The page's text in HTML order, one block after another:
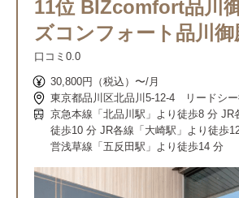
11位 BIZcomfort品川
ズコンフォート品川御
口コミ 0.0
30,800円（税込）〜/月
東京都品川区北品川5-12-4 リードシ
京急本線「北品川駅」より徒歩8 分 JR
徒歩10 分 JR各線「大崎駅」より徒歩
営浅草線「五反田駅」より徒歩14 分